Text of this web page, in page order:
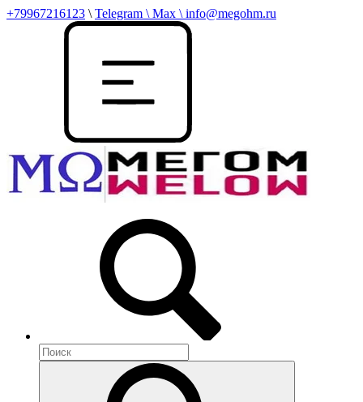
+79967216123 \ Telegram \ Max \ info@megohm.ru